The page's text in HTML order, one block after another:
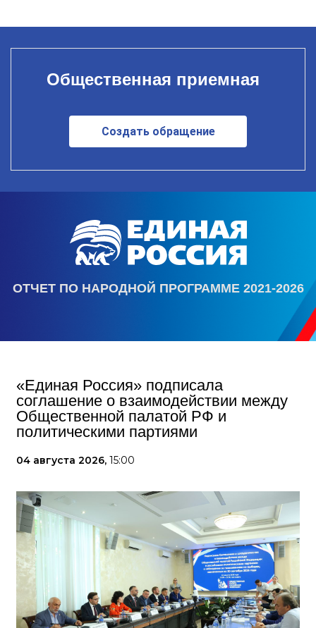
Общественная приемная
Создать обращение
ОТЧЕТ ПО НАРОДНОЙ ПРОГРАММЕ 2021-2026
«Единая Россия» подписала
соглашение о взаимодействии между
Общественной палатой РФ и
политическими партиями
04 августа 2026, 15:00